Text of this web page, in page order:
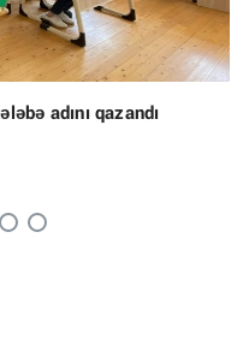
adını qazandı